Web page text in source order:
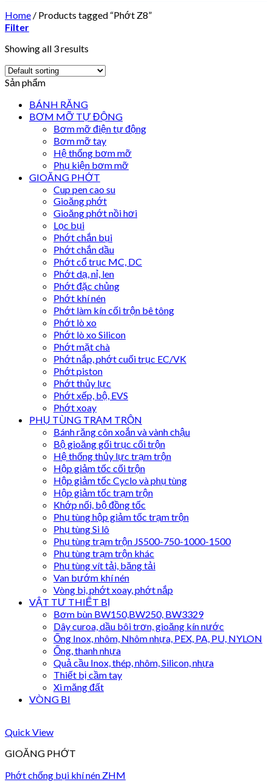
Home / Products tagged “Phớt Z8”
Filter
Showing all 3 results
Sản phẩm
BÁNH RĂNG
BƠM MỠ TỰ ĐỘNG
Bơm mỡ điện tự động
Bơm mỡ tay
Hệ thống bơm mỡ
Phụ kiện bơm mỡ
GIOĂNG PHỚT
Cup pen cao su
Gioăng phớt
Gioăng phớt nồi hơi
Lọc bụi
Phớt chắn bụi
Phớt chắn dầu
Phớt cổ trục MC, DC
Phớt dạ, nỉ, len
Phớt đặc chủng
Phớt khí nén
Phớt làm kín cối trộn bê tông
Phớt lò xo
Phớt lò xo Silicon
Phớt mặt chà
Phớt nắp, phớt cuối trục EC/VK
Phớt piston
Phớt thủy lực
Phớt xếp, bộ, EVS
Phớt xoay
PHỤ TÙNG TRẠM TRỘN
Bánh răng côn xoắn và vành chậu
Bộ gioăng gối trục cối trộn
Hệ thống thủy lực trạm trộn
Hộp giảm tốc cối trộn
Hộp giảm tốc Cyclo và phụ tùng
Hộp giảm tốc trạm trộn
Khớp nối, bộ đồng tốc
Phụ tùng hộp giảm tốc trạm trộn
Phụ tùng Si lô
Phụ tùng trạm trộn JS500-750-1000-1500
Phụ tùng trạm trộn khác
Phụ tùng vít tải, băng tải
Van bướm khí nén
Vòng bi, phớt xoay, phớt nắp
VẬT TƯ THIẾT BỊ
Bơm bùn BW150,BW250, BW3329
Dây curoa, dầu bôi trơn, gioăng kín nước
Ống Inox, nhôm, Nhôm nhựa, PEX, PA, PU, NYLON
Ống, thanh nhựa
Quả cầu Inox, thép, nhôm, Silicon, nhựa
Thiết bị cầm tay
Xi măng đất
VÒNG BI
Quick View
GIOĂNG PHỚT
Phớt chống bụi khí nén ZHM